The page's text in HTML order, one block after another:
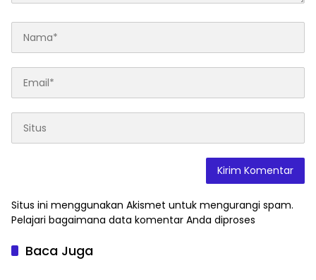
Situs ini menggunakan Akismet untuk mengurangi spam.
Pelajari bagaimana data komentar Anda diproses
Baca Juga